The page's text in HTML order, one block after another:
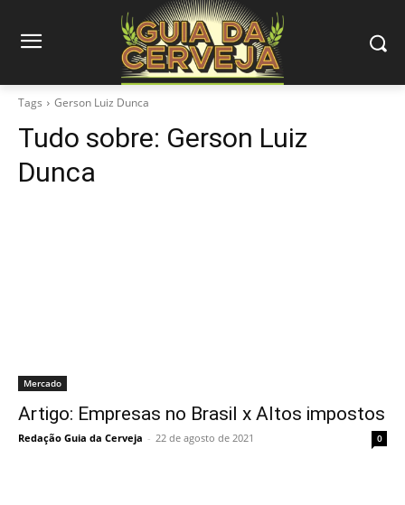
Tags Gerson Luiz Dunca
Tudo sobre: Gerson Luiz
Dunca
Mercado
Artigo: Empresas no Brasil x Altos impostos
Redação Guia da Cerveja - 22 de agosto de 2021 0